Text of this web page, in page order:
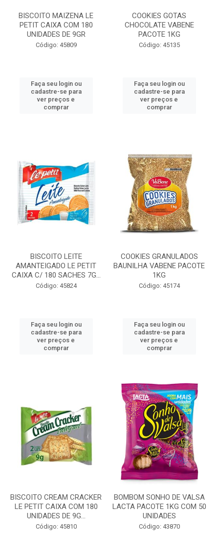
BISCOITO MAIZENA LE
PETIT CAIXA COM 180
UNIDADES DE 9GR
Código: 45809
Faça seu login ou
cadastre-se para
ver preços e
comprar
COOKIES GOTAS
CHOCOLATE VABENE
PACOTE 1KG
Código: 45135
Faça seu login ou
cadastre-se para
ver preços e
comprar
BISCOITO LEITE
AMANTEIGADO LE PETIT
CAIXA C/ 180 SACHES 7G...
Código: 45824
Faça seu login ou
cadastre-se para
ver preços e
comprar
COOKIES GRANULADOS
BAUNILHA VABENE PACOTE
1KG
Código: 45174
Faça seu login ou
cadastre-se para
ver preços e
comprar
BISCOITO CREAM CRACKER
LE PETIT CAIXA COM 180
UNIDADES DE 9G...
Código: 45810
BOMBOM SONHO DE VALSA
LACTA PACOTE 1KG COM 50
UNIDADES
Código: 43870